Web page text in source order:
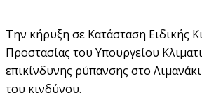
Την κήρυξη σε Κατάσταση Ειδικής
Προστασίας του Υπουργείου
επικίνδυνης ρύπανσης στο
του κινδύνου.